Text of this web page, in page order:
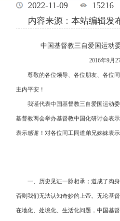
2022-11-09 15216
内容来源：本站编辑发
中国基督教三自爱国运动
2016年9月
尊敬的各位领导、各位朋友、各位同
主内平安！
我谨代表中国基督教三自爱国运动委
基督教两会举办基督教中国化研讨会表
表示感谢！对各位同工同道弟兄姊妹表示
一、历史见证一脉相承；道成了肉身
否则我们无法认知奇妙的上帝。无论基
在地化、处境化、生活化问题，中国基